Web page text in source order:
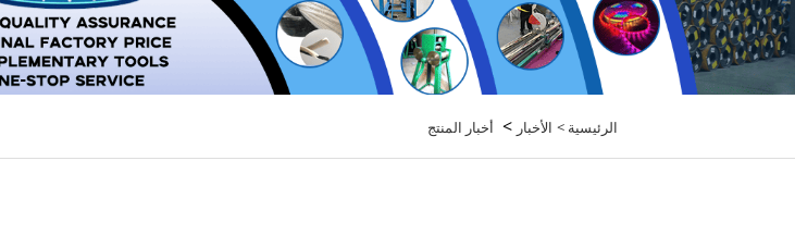
الرئيسية > الأخبار > أخبار المنتج